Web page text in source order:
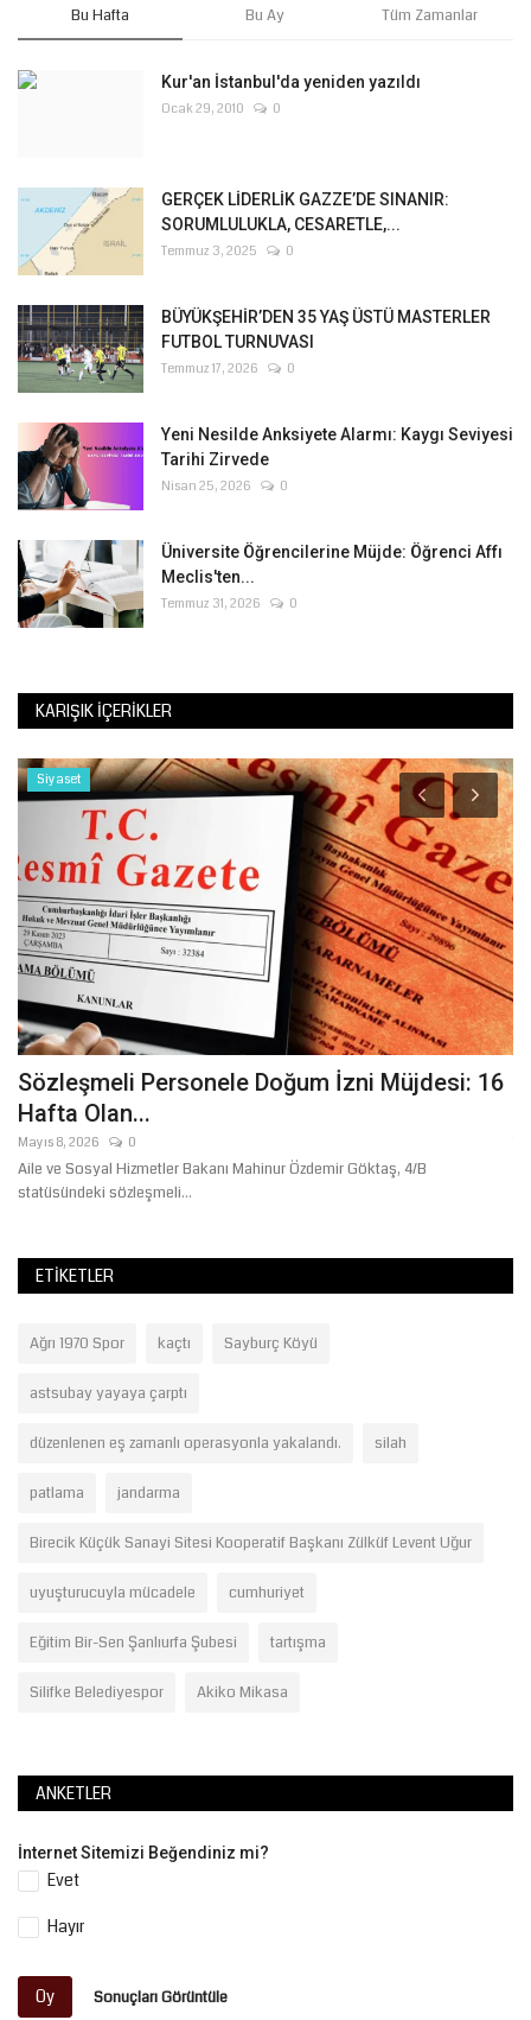
Bu Hafta Bu Ay Tüm Zamanlar
Kur'an İstanbul'da yeniden yazıldı
Ocak 29, 2010 0
GERÇEK LİDERLİK GAZZE’DE SINANIR:
SORUMLULUKLA, CESARETLE,...
Temmuz 3, 2025 0
BÜYÜKŞEHİR’DEN 35 YAŞ ÜSTÜ MASTERLER
FUTBOL TURNUVASI
Temmuz 17, 2026 0
Yeni Nesilde Anksiyete Alarmı: Kaygı Seviyesi
Tarihi Zirvede
Nisan 25, 2026 0
Üniversite Öğrencilerine Müjde: Öğrenci Affı
Meclis'ten...
Temmuz 31, 2026 0
KARIŞIK İÇERIKLER
Siyaset
Sözleşmeli Personele Doğum İzni Müjdesi: 16
Hafta Olan...
Mayıs 8, 2026 0
Aile ve Sosyal Hizmetler Bakanı Mahinur Özdemir Göktaş, 4/B
statüsündeki sözleşmeli...
ETIKETLER
Ağrı 1970 Spor kaçtı Sayburç Köyü
astsubay yayaya çarptı
düzenlenen eş zamanlı operasyonla yakalandı. silah
patlama jandarma
Birecik Küçük Sanayi Sitesi Kooperatif Başkanı Zülküf Levent Uğur
uyuşturucuyla mücadele cumhuriyet
Eğitim Bir-Sen Şanlıurfa Şubesi tartışma
Silifke Belediyespor Akiko Mikasa
ANKETLER
İnternet Sitemizi Beğendiniz mi?
Evet
Hayır
Oy Sonuçları Görüntüle